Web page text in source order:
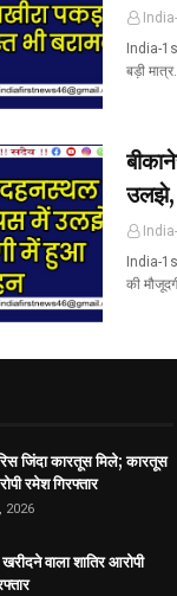
India-
बड़ी
उलझे,
India-
की
जिंदा कारतूस मिले; कारतूस
रमेश गिरफ्तार
2026
वाला शातिर आरोपी